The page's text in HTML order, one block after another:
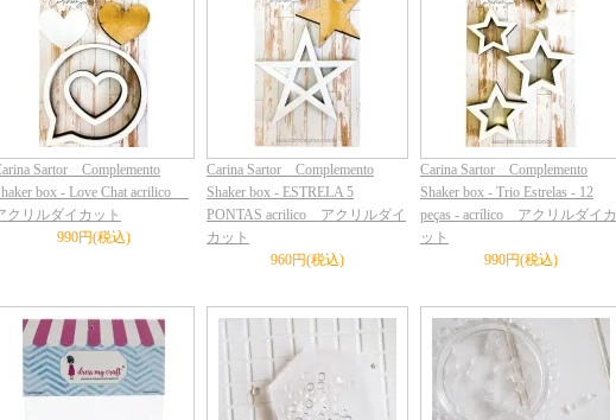
Sartor Complemento
box - Love Chat acrilico
クリルダイカット
990円(税込)
Carina Sartor Complemento
Shaker box - ESTRELA 5
PONTAS acrilico アクリルダイ
カット
960円(税込)
Carina Sartor Complemento
Shaker box - Trio Estrelas - 12
peças - acrílico アクリルダイカ
ット
990円(税込)